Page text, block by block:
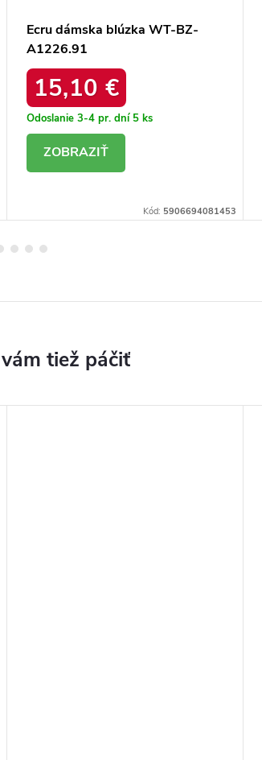
Ecru dámska blúzka WT-BZ-
A1226.91
15,10 €
Odoslanie 3-4 pr. dní 5 ks
Kód: 5906694081453